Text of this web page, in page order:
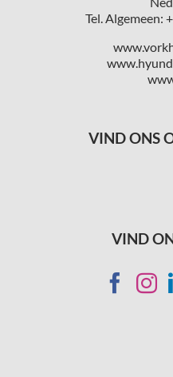
Tel. Algemeen:
VIND ONS
VIND